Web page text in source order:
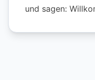
und sagen: